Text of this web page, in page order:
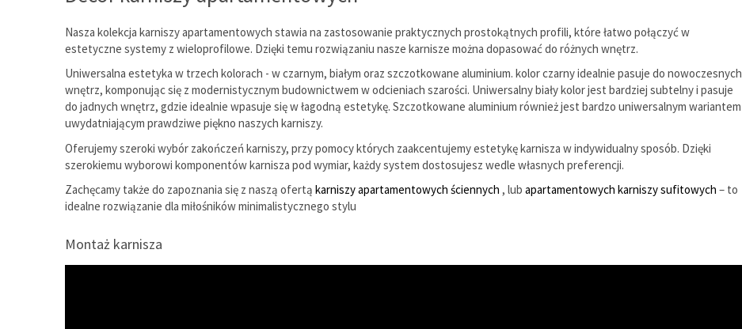
Nasza kolekcja karniszy apartamentowych stawia na zastosowanie praktycznych prostokątnych profili, które łatwo połączyć w
estetyczne systemy z wieloprofilowe. Dzięki temu rozwiązaniu nasze karnisze można dopasować do różnych wnętrz.
Uniwersalna estetyka w trzech kolorach - w czarnym, białym oraz szczotkowane aluminium. kolor czarny idealnie pasuje do nowoczesnych
wnętrz, komponując się z modernistycznym budownictwem w odcieniach szarości. Uniwersalny biały kolor jest bardziej subtelny i pasuje
do jadnych wnętrz, gdzie idealnie wpasuje się w łagodną estetykę. Szczotkowane aluminium również jest bardzo uniwersalnym wariantem
uwydatniającym prawdziwe piękno naszych karniszy.
Oferujemy szeroki wybór zakończeń karniszy, przy pomocy których zaakcentujemy estetykę karnisza w indywidualny sposób. Dzięki
szerokiemu wyborowi komponentów karnisza pod wymiar, każdy system dostosujesz wedle własnych preferencji.
Zachęcamy także do zapoznania się z naszą ofertą karniszy apartamentowych ściennych , lub apartamentowych karniszy sufitowych – to
idealne rozwiązanie dla miłośników minimalistycznego stylu
Montaż karnisza